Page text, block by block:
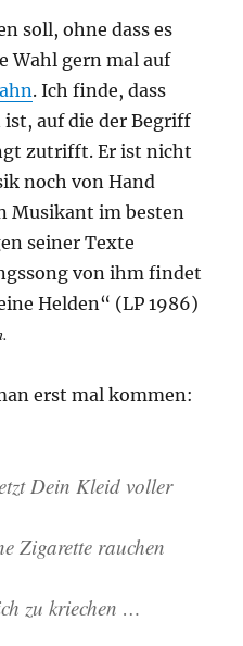
soll, ohne dass es
Wahl gern mal auf
. Ich finde, dass
auf die der Begriff
zutrifft. Er ist nicht
noch von Hand
Musikant im besten
seiner Texte
von ihm findet
Helden“ (LP 1986)
erst mal kommen:
Dein Kleid voller
Zigarette rauchen
zu kriechen …